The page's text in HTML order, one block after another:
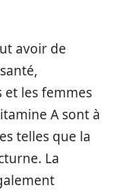
avoir de
et les femmes
A sont à
telles que la
La